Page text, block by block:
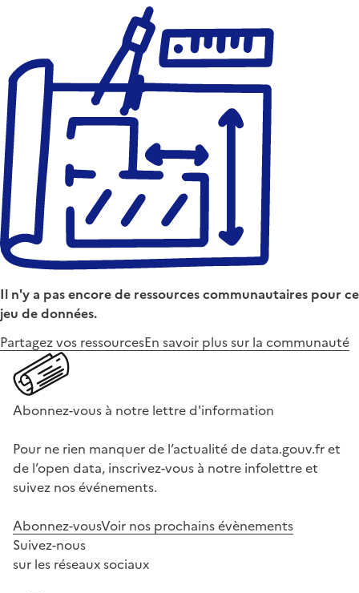
Il n'y a pas encore de ressources communautaires pour ce
jeu de données.
Partagez vos ressourcesEn savoir plus sur la communauté
Abonnez-vous à notre lettre d'information
Pour ne rien manquer de l’actualité de data.gouv.fr et
de l’open data, inscrivez-vous à notre infolettre et
suivez nos événements.
Abonnez-vousVoir nos prochains évènements
Suivez-nous
sur les réseaux sociaux